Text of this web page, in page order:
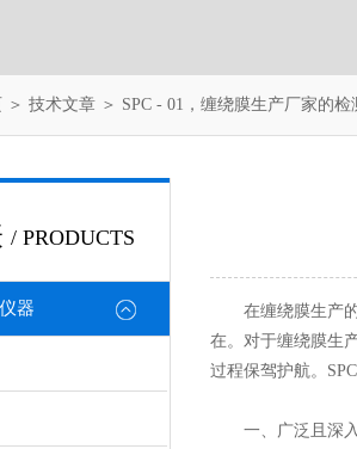
＞ 技术文章 ＞ SPC - 01，缠绕膜生产厂家的检
/ PRODUCTS
器
在缠绕膜生产的
在。对于缠绕膜生
过程保驾护航。
一、广泛且深入